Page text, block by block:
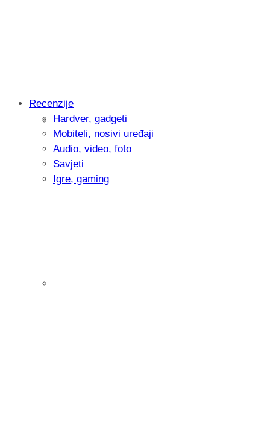
Intervju: Goran Jović, fotograf -
Recenzije
Hardver, gadgeti
Mobiteli, nosivi uređaji
Audio, video, foto
Savjeti
Igre, gaming